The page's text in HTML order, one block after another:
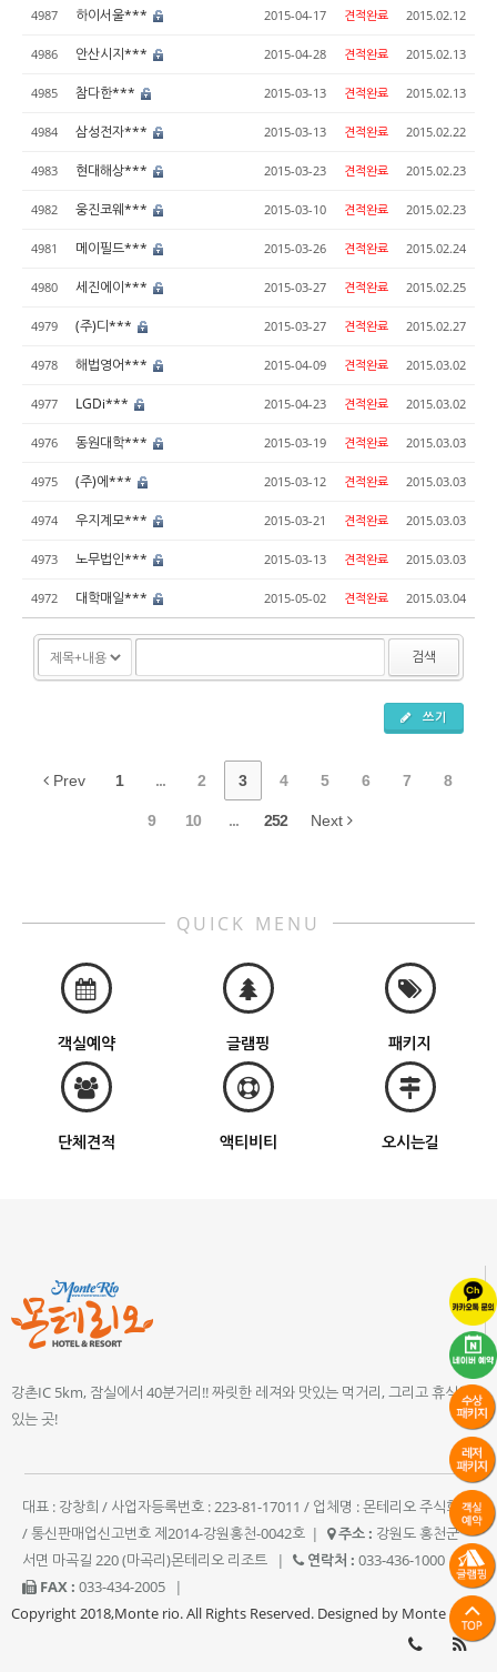
4987 하이서울*** 2015-04-17 견적완료 2015.02.12
4986 안산시지*** 2015-04-28 견적완료 2015.02.13
4985 참다한*** 2015-03-13 견적완료 2015.02.13
4984 삼성전자*** 2015-03-13 견적완료 2015.02.22
4983 현대해상*** 2015-03-23 견적완료 2015.02.23
4982 웅진코웨*** 2015-03-10 견적완료 2015.02.23
4981 메이필드*** 2015-03-26 견적완료 2015.02.24
4980 세진에이*** 2015-03-27 견적완료 2015.02.25
4979 (주)디*** 2015-03-27 견적완료 2015.02.27
4978 해법영어*** 2015-04-09 견적완료 2015.03.02
4977 LGDi*** 2015-04-23 견적완료 2015.03.02
4976 동원대학*** 2015-03-19 견적완료 2015.03.03
4975 (주)에*** 2015-03-12 견적완료 2015.03.03
4974 우지계모*** 2015-03-21 견적완료 2015.03.03
4973 노무법인*** 2015-03-13 견적완료 2015.03.03
4972 대학매일*** 2015-05-02 견적완료 2015.03.04
검색
쓰기
Prev 1 ... 2 3 4 5 6 7 8
9 10 ... 252 Next
QUICK MENU
객실예약 글램핑 패키지
단체견적 액티비티 오시는길
강촌IC 5km, 잠실에서 40분거리!! 짜릿한 레져와 맛있는 먹거리, 그리고 휴식이
있는 곳!
대표 : 강창희 / 사업자등록번호 : 223-81-17011 / 업체명 : 몬테리오 주식회사
/ 통신판매업신고번호 제2014-강원홍천-0042호 | 주소 : 강원도 홍천군
서면 마곡길 220 (마곡리)몬테리오 리조트
| 연락처 : 033-436-1000
|
FAX : 033-434-2005
|
Copyright 2018,Monte rio. All Rights Reserved. Designed by Monte rio.